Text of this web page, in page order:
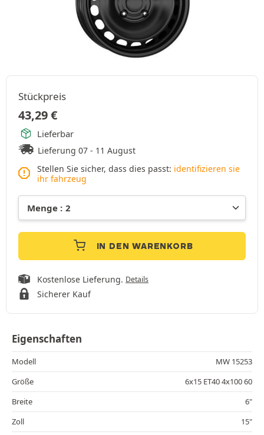
Stückpreis
43,29€
Lieferbar
Lieferung 07 - 11 August
Stellen Sie sicher, dass dies passt: identifizieren sie
ihr fahrzeug
IN DEN WARENKORB
Kostenlose Lieferung. Details
Sicherer Kauf
Eigenschaften
Modell
MW 15253
Größe
6x15 ET40 4x100 60
Breite
6"
Zoll
15"